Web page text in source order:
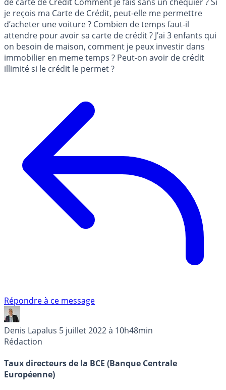
je reçois ma Carte de Crédit, peut-elle me permettre
d’acheter une voiture ? Combien de temps faut-il
attendre pour avoir sa carte de crédit ? J’ai 3 enfants qui
on besoin de maison, comment je peux investir dans
immobilier en meme temps ? Peut-on avoir de crédit
illimité si le crédit le permet ?
Répondre à ce message
Denis Lapalus 5 juillet 2022 à 10h48min
Rédaction
Taux directeurs de la BCE (Banque Centrale
Européenne)